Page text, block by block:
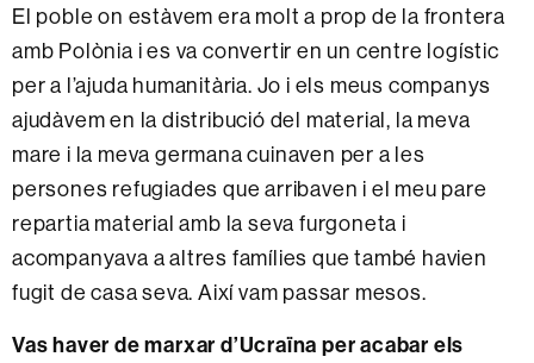
El poble on estàvem era molt a prop de la frontera
amb Polònia i es va convertir en un centre logístic
per a l’ajuda humanitària. Jo i els meus companys
ajudàvem en la distribució del material, la meva
mare i la meva germana cuinaven per a les
persones refugiades que arribaven i el meu pare
repartia material amb la seva furgoneta i
acompanyava a altres famílies que també havien
fugit de casa seva. Així vam passar mesos.
Vas haver de marxar d’Ucraïna per acabar els